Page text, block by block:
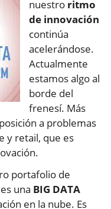
nuestro ritmo
de innovación
continúa
acelerándose.
Actualmente
estamos algo al
borde del
frenesí. Más
a problemas
y retail, que es
portafolio de
una BIG DATA
en la nube. Es